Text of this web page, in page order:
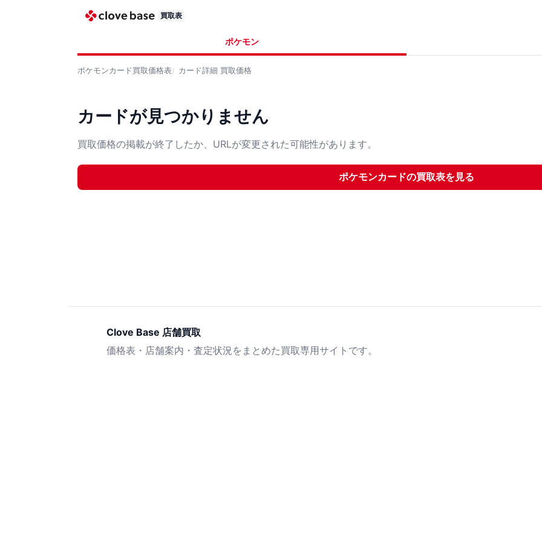
買取表
ポケモン
ポケモンカード買取価格表 カード詳細 買取価格
カードが見つかりません
買取価格の掲載が終了したか、URLが変更された可能性があります。
ポケモンカードの買取表を見る
Clove Base 店舗買取
価格表・店舗案内・査定状況をまとめた買取専用サイトです。